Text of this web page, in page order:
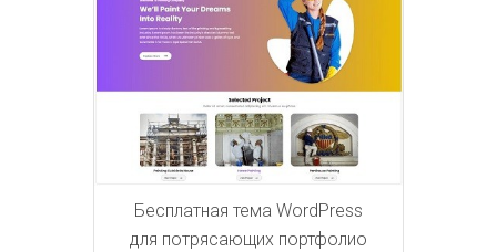
Бесплатная тема WordPress
для потрясающих портфолио